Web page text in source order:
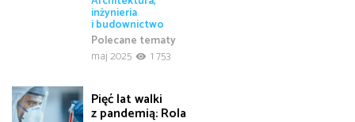
inżynieria
i budownictwo
Polecane tematy
maj 2025
1 753
Pięć lat walki
z pandemią: Rola